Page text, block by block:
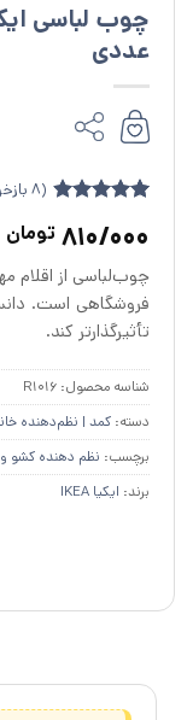
عددی
4.88
از 5
امتیازدهی
مشتری
(
8
810/000 تومان
چوب‌لباسی از اقلام
فروشگاهی است.
تأثیرگذارتر کند.
شناسه محصول: R1016
دسته: کمد | نظم‌دهنده
برچسب: نظم دهنده کشو و
برند: ایکیا IKEA